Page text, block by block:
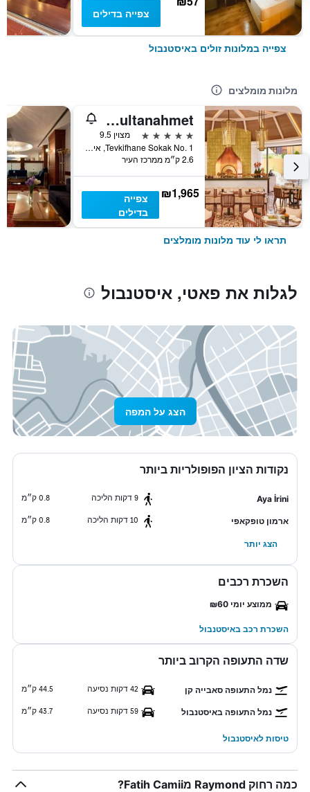
צפייה בדילים
צפייה במלונות זולים באיסטנבול
מלונות מומלצים
Four Seasons Hotel Istanbul at Sultanahmet
5 כוכבים
מצוין 9.5
Tevkifhane Sokak No. 1, איסטנבול, טורקיה
2.6 ק״מ ממרכז העיר
₪1,965
צפייה
בדילים
תראו לי עוד מלונות מומלצים
לגלות את פאטי, איסטנבול
הצג על המפה
נקודות הציון הפופולריות ביותר
Aya İrini 9 דקות הליכה 0.8 ק״מ
ארמון טופקאפי 10 דקות הליכה 0.8 ק״מ
הצג יותר
השכרת רכבים
ממוצע יומי ₪60
השכרת רכב באיסטנבול
שדה התעופה הקרוב ביותר
נמל התעופה סאבייה קן 42 דקות נסיעה 44.5 ק״מ
נמל התעופה באיסטנבול 59 דקות נסיעה 43.7 ק״מ
טיסות לאיסטנבול
כמה רחוק Raymond מFatih Camii?